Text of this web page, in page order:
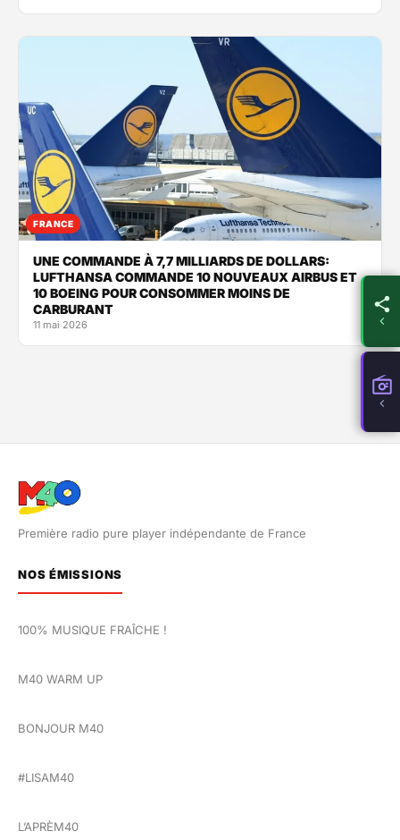
FRANCE
UNE COMMANDE À 7,7 MILLIARDS DE DOLLARS:
LUFTHANSA COMMANDE 10 NOUVEAUX AIRBUS ET
10 BOEING POUR CONSOMMER MOINS DE
CARBURANT
11 mai 2026
Première radio pure player indépendante de France
NOS ÉMISSIONS
100% MUSIQUE FRAÎCHE !
M40 WARM UP
BONJOUR M40
#LISAM40
L’APRÈM40